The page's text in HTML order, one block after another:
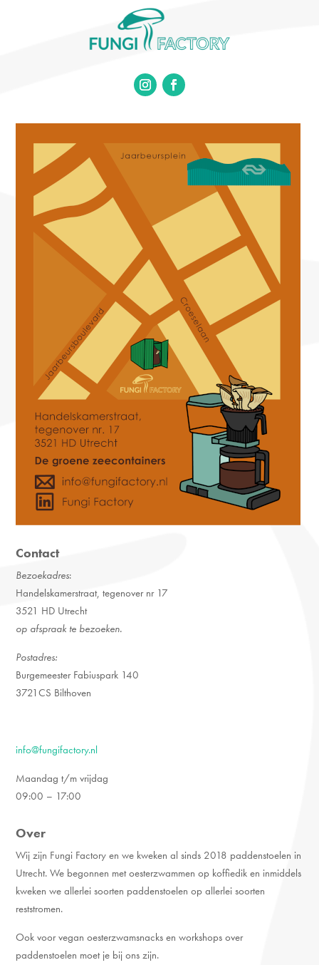
Contact
Bezoekadres:
Handelskamerstraat, tegenover nr 17
3521 HD Utrecht
op afspraak te bezoeken.
Postadres:
Burgemeester Fabiuspark 140
3721CS Bilthoven
info@fungifactory.nl
Maandag t/m vrijdag
09:00 – 17:00
Over
Wij zijn Fungi Factory en we kweken al sinds 2018 paddenstoelen in
Utrecht. We begonnen met oesterzwammen op koffiedik en inmiddels
kweken we allerlei soorten paddenstoelen op allerlei soorten
reststromen.
Ook voor vegan oesterzwamsnacks en workshops over
paddenstoelen moet je bij ons zijn.